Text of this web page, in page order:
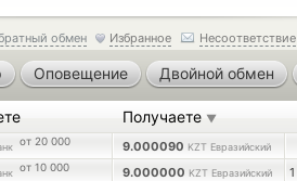
обмен Избранное Несоответствие
Оповещение Двойной обмен
Получаете ▼
от 20 000 9.000090 KZT Евразийский
от 10 000 9.000000 KZT Евразийский